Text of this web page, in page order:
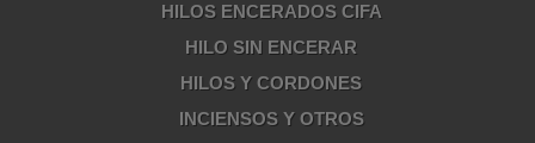
HILOS ENCERADOS CIFA
HILO SIN ENCERAR
HILOS Y CORDONES
INCIENSOS Y OTROS